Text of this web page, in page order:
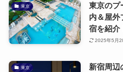
東京
東京のプ
内＆屋外
宿を紹介
2025年5月
東京
新宿周辺